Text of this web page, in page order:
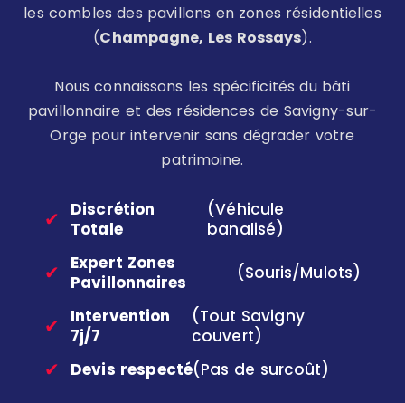
les combles des pavillons en zones résidentielles
(Champagne, Les Rossays).
Nous connaissons les spécificités du bâti
pavillonnaire et des résidences de Savigny-sur-
Orge pour intervenir sans dégrader votre
patrimoine.
✔
Discrétion
Totale
(Véhicule
banalisé)
✔
Expert Zones
Pavillonnaires
(Souris/Mulots)
✔
Intervention
7j/7
(Tout Savigny
couvert)
✔ Devis respecté(Pas de surcoût)